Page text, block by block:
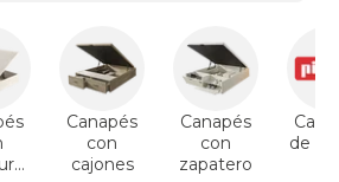
Canapés
con
cajones
Canapés
con
zapatero
de